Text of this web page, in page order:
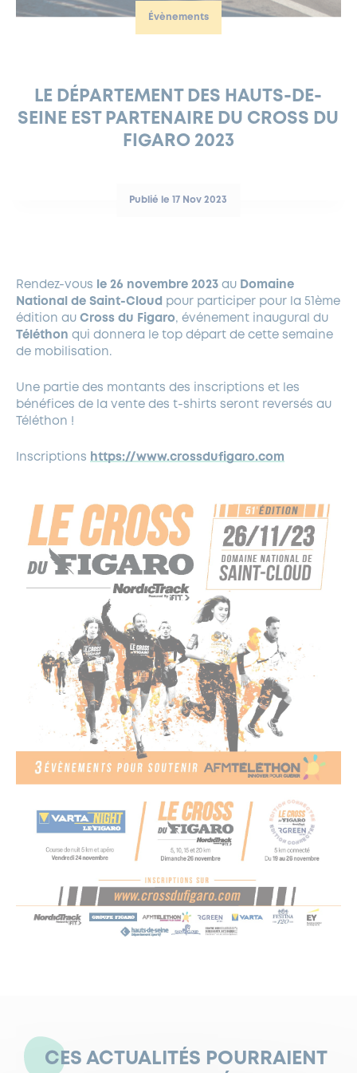
EAU POTABLE ET ASSAINISSEMENT
INFORMATIONS PRATIQUES
SUBVENTIONS
PANNEAUX D’AFFICHAGE LIBRE
GRÖBENZELL
DÉVELOPPEMENT DURABLE
ÉCONOMIES D’ÉNERGIE
DEMANDE D’ABATTAGE
GESTION DU PATRIMOINE ARBORÉ
Évènements
LE DÉPARTEMENT DES HAUTS-DE-
SEINE EST PARTENAIRE DU CROSS DU
FIGARO 2023
Publié le 17 Nov 2023
Rendez-vous le 26 novembre 2023 au Domaine
National de Saint-Cloud pour participer pour la 51ème
édition au Cross du Figaro, événement inaugural du
Téléthon qui donnera le top départ de cette semaine
de mobilisation.
Une partie des montants des inscriptions et les
bénéfices de la vente des t-shirts seront reversés au
Téléthon !
Inscriptions https://www.crossdufigaro.com
CES ACTUALITÉS POURRAIENT